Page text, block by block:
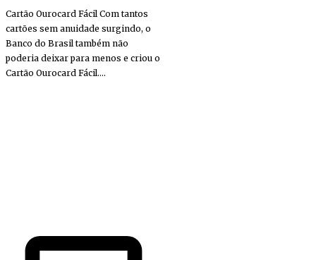
Cartão Ourocard Fácil Com tantos
cartões sem anuidade surgindo, o
Banco do Brasil também não
poderia deixar para menos e criou o
Cartão Ourocard Fácil....